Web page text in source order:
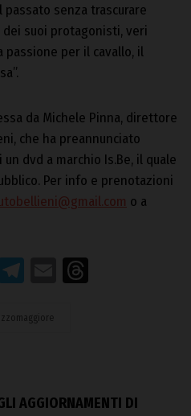
senza trascurare
suoi protagonisti, veri
per il cavallo, il
da Michele Pinna, direttore
che ha preannunciato
dvd a marchio Is.Be, il quale
Per info e prenotazioni
o a
WhatsApp
Telegram
Email
AGGIORNAMENTI DI